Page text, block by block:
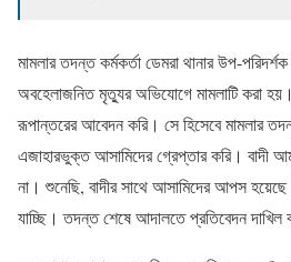
মামলার তদন্ত কর্মকর্তা ডেমরা থানার উপ-
অবহেলাজনিত মৃত্যুর অভিযোগে মামলাটি করা
রূপান্তরের আবেদন করি। সে হিসেবে মামলার
এজাহারভুক্ত আসামিদের গ্রেপ্তার করি। বাদী
না। শুনেছি, বাদীর সাথে আসামিদের আপস
যাচ্ছি। তদন্ত শেষে আদালতে প্রতিবেদন দাখিল